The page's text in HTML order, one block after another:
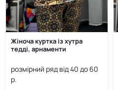
Жіноча куртка із хутра
тедді, арнаменти
розмірний ряд від 40 до 60
р.